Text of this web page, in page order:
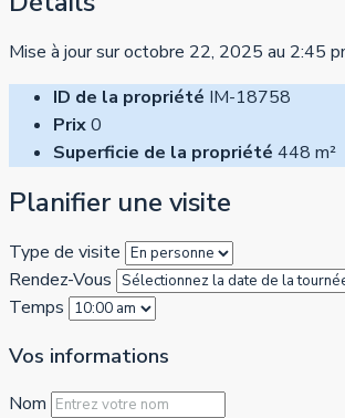
Mise à jour sur octobre 22, 2025 au 2:45
ID de la propriété IM-18758
Prix0
Superficie de la propriété 448 m²
Planifier une visite
Type de visite
Rendez-Vous
Temps
Vos informations
Nom